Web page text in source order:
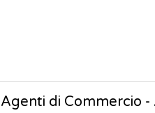
Agenti di Commercio